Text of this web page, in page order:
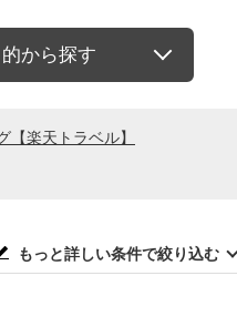
的から探す
楽天トラベル】
もっと詳しい条件で絞り込む